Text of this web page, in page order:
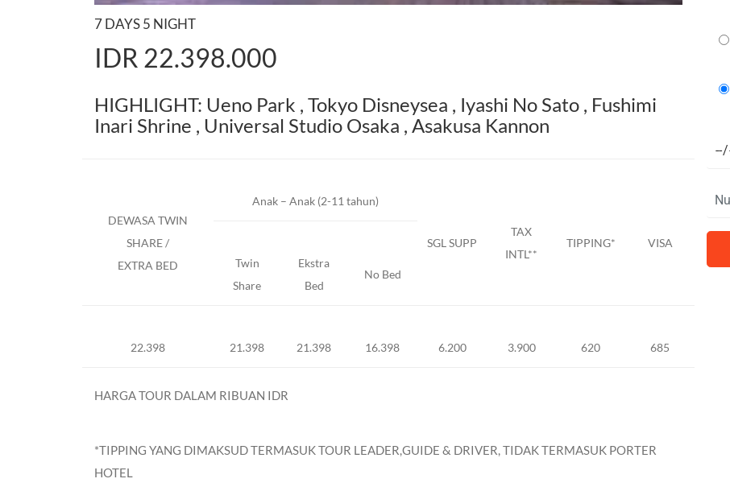
7 DAYS 5 NIGHT
IDR 22.398.000
HIGHLIGHT: Ueno Park , Tokyo Disneysea , Iyashi No Sato , Fushimi
Inari Shrine , Universal Studio Osaka , Asakusa Kannon
DEWASA TWIN
SHARE /
EXTRA BED
Anak – Anak (2-11 tahun)
SGL SUPP
TAX
INTL**
TIPPING*
VISA
Twin
Share
Ekstra
Bed
No Bed
22.398 21.398 21.398 16.398 6.200 3.900 620 685
HARGA TOUR DALAM RIBUAN IDR
*TIPPING YANG DIMAKSUD TERMASUK TOUR LEADER,GUIDE & DRIVER, TIDAK TERMASUK PORTER
HOTEL